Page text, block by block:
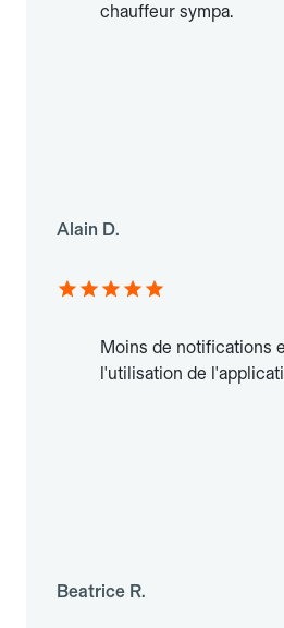
chauffeur sympa.
Alain D.
Moins de notifications
l'utilisation de
Beatrice R.